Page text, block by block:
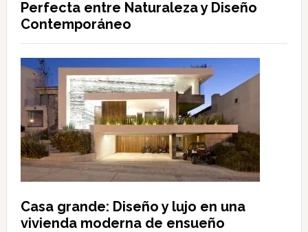
Perfecta entre Naturaleza y Diseño
Contemporáneo
Casa grande: Diseño y lujo en una
vivienda moderna de ensueño